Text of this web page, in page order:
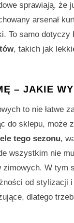
sprawiają, że
arsenał
To samo
, takich jak
– JAKIE
to nie łatwe
do sklepu, może
tego sezonu,
wszystkim nie
zimowych. W tym
od stylizacji
dlatego